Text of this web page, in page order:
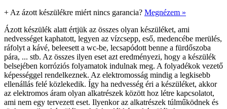
+ Az ázott készülékre miért nincs garancia? Megnézem »
Ázott készülék alatt értjük az összes olyan készüléket, ami
nedvességet kaphatott, legyen az vízcsepp, eső, medencébe merülés,
ráfolyt a kávé, beleesett a wc-be, lecsapódott benne a fürdőszoba
pára, ... stb. Az összes ilyen eset azt eredményezi, hogy a készülék
belsejében korróziós folyamatok indulnak meg. A folyadékok vezető
képességgel rendelkeznek. Az elektromosság mindig a legkisebb
ellenállás felé közlekedik. Így ha nedvesség éri a készüléket, akkor
az elektromos áram olyan alkatrészek között hoz létre kapcsolatot,
ami nem egy tervezett eset. Ilyenkor az alkatrészek túlműködnek és